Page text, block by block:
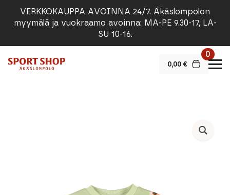
VERKKOKAUPPA AVOINNA 24/7. Äkäslompolon
myymälä ja vuokraamo avoinna: MA-PE 9.30-17, LA-
SU 10-16.
0,00 €
0